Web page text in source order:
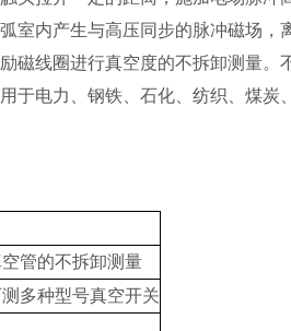
室内产生与高压同步的脉冲磁场，
磁线圈进行真空度的不拆卸测量
于电力、钢铁、石化、纺织、煤炭
管的不拆卸测量
多种型号真空开关